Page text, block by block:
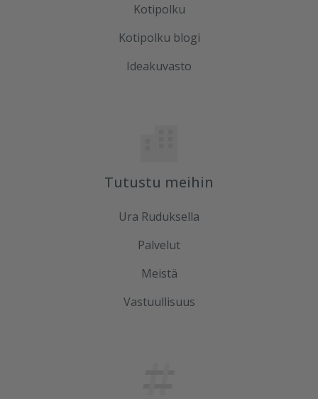
Kotipolku
Kotipolku blogi
Ideakuvasto
Tutustu meihin
Ura Ruduksella
Palvelut
Meistä
Vastuullisuus